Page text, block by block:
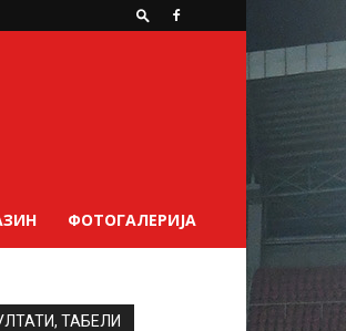
ФОТОГАЛЕРИЈА
ТАБЕЛИ